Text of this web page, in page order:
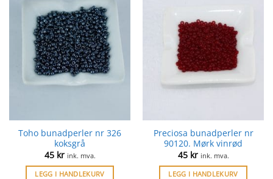
Toho bunadperler nr 326
koksgrå
45 kr ink. mva.
LEGG I HANDLEKURV
Preciosa bunadperler nr
90120. Mørk vinrød
45 kr ink. mva.
LEGG I HANDLEKURV